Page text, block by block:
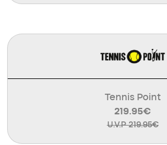
Tennis Point
219.95€
U.V.P 219.95€